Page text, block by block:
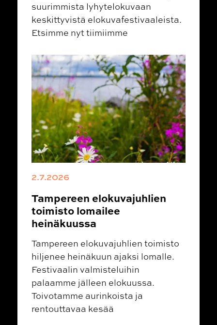
suurimmista lyhytelokuvaan
keskittyvistä elokuvafestivaaleista.
Etsimme nyt tiimiimme
2.7.2026
Tampereen elokuvajuhlien
toimisto lomailee
heinäkuussa
Tampereen elokuvajuhlien toimisto
hiljenee heinäkuun ajaksi lomalle.
Festivaalin valmisteluihin
palaamme jälleen elokuussa.
Toivotamme aurinkoista ja
rentouttavaa kesää